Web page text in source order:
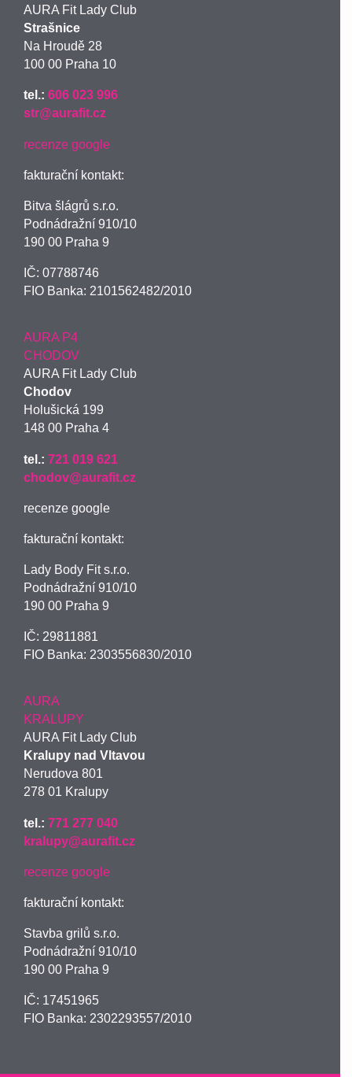
AURA Fit Lady Club
Strašnice
Na Hroudě 28
100 00 Praha 10
tel.: 606 023 996
str@aurafit.cz
recenze google
fakturační kontakt:
Bitva šlágrů s.r.o.
Podnádražní 910/10
190 00 Praha 9
IČ: 07788746
FIO Banka: 2101562482/2010
AURA P4
CHODOV
AURA Fit Lady Club
Chodov
Holušická 199
148 00 Praha 4
tel.: 721 019 621
chodov@aurafit.cz
recenze google
fakturační kontakt:
Lady Body Fit s.r.o.
Podnádražní 910/10
190 00 Praha 9
IČ: 29811881
FIO Banka: 2303556830/2010
AURA
KRALUPY
AURA Fit Lady Club
Kralupy nad Vltavou
Nerudova 801
278 01 Kralupy
tel.: 771 277 040
kralupy@aurafit.cz
recenze google
fakturační kontakt:
Stavba grilů s.r.o.
Podnádražní 910/10
190 00 Praha 9
IČ: 17451965
FIO Banka: 2302293557/2010